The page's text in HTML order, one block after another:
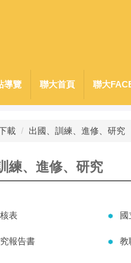
導覽 聯大首頁 聯大
載 出國、訓練、進修、研究
練、進修、研究
表 國
報告書 教